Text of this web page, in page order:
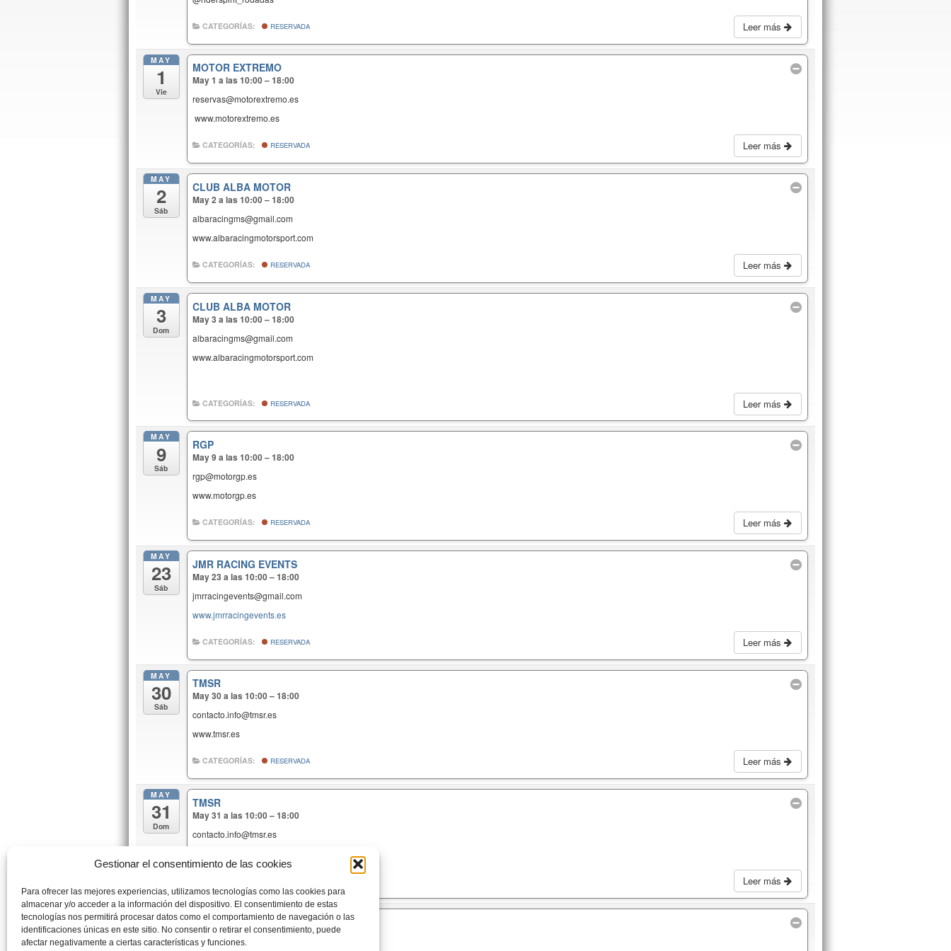
Gestionar el consentimiento de las cookies
Para ofrecer las mejores experiencias, utilizamos tecnologías como las cookies para
almacenar y/o acceder a la información del dispositivo. El consentimiento de estas
tecnologías nos permitirá procesar datos como el comportamiento de navegación o las
identificaciones únicas en este sitio. No consentir o retirar el consentimiento, puede
afectar negativamente a ciertas características y funciones.
Leer más
CATEGORÍAS: RESERVADA
MAY
1
Vie
MOTOR EXTREMO
May 1 a las 10:00 – 18:00
reservas@motorextremo.es
www.motorextremo.es
Leer más
CATEGORÍAS: RESERVADA
MAY
2
Sáb
CLUB ALBA MOTOR
May 2 a las 10:00 – 18:00
albaracingms@gmail.com
www.albaracingmotorsport.com
Leer más
CATEGORÍAS: RESERVADA
MAY
3
Dom
CLUB ALBA MOTOR
May 3 a las 10:00 – 18:00
albaracingms@gmail.com
www.albaracingmotorsport.com
Leer más
CATEGORÍAS: RESERVADA
MAY
9
Sáb
RGP
May 9 a las 10:00 – 18:00
rgp@motorgp.es
www.motorgp.es
Leer más
CATEGORÍAS: RESERVADA
MAY
23
Sáb
JMR RACING EVENTS
May 23 a las 10:00 – 18:00
jmrracingevents@gmail.com
www.jmrracingevents.es
Leer más
CATEGORÍAS: RESERVADA
MAY
30
Sáb
TMSR
May 30 a las 10:00 – 18:00
contacto.info@tmsr.es
www.tmsr.es
Leer más
CATEGORÍAS: RESERVADA
MAY
31
Dom
TMSR
May 31 a las 10:00 – 18:00
contacto.info@tmsr.es
Leer más
JUN
5
Vie
RESERVADA
Jun 5 a las 10:00 – 18:00